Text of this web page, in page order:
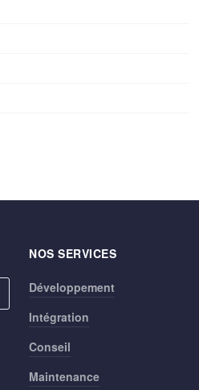
NOS SERVICES
Développement
Intégration
Conseil
Maintenance